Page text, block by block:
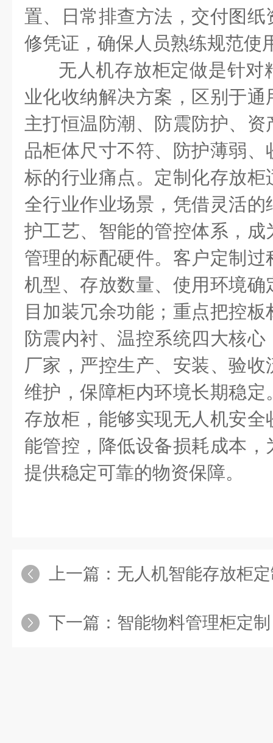
置、日常排查方法，交付图
修凭证，确保人员熟练规范使
无人机存放柜定做是针对
业化收纳解决方案，区别于
主打恒温防潮、防震防护、
品柜体尺寸不符、防护薄弱
标的行业痛点。定制化存放
全行业作业场景，凭借灵活
护工艺、智能的管控体系，
管理的标配硬件。客户定制
机型、存放数量、使用环境
目加装冗余功能；重点把控
防震内衬、温控系统四大核
厂家，严控生产、安装、验
维护，保障柜内环境长期稳
存放柜，能够实现无人机安
能管控，降低设备损耗成本
提供稳定可靠的物资保障。
上一篇： 无人机智能存放柜定制｜可配
下一篇： 智能物料管理柜定制｜